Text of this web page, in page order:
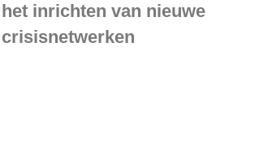
het inrichten van nieuwe
crisisnetwerken